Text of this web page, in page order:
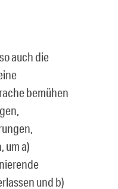
auch die
bemühen
um a)
und b)